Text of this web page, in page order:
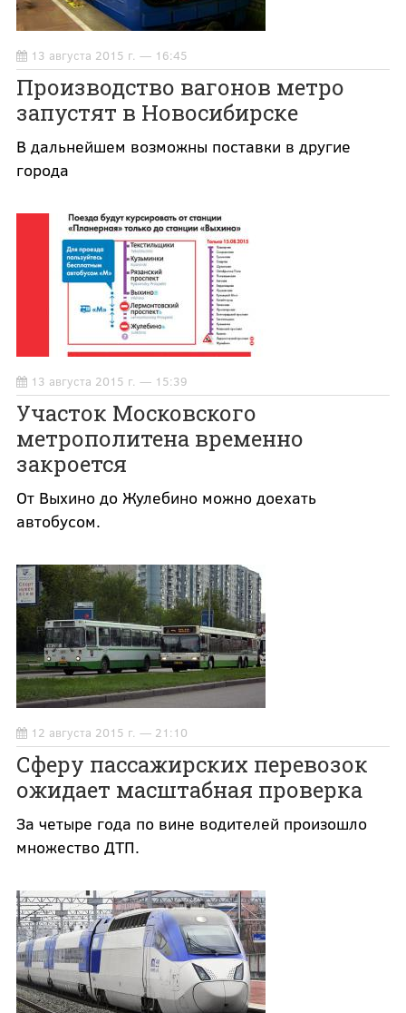
13 августа 2015 г. — 16:45
Производство вагонов метро
запустят в Новосибирске
В дальнейшем возможны поставки в другие
города
13 августа 2015 г. — 15:39
Участок Московского
метрополитена временно
закроется
От Выхино до Жулебино можно доехать
автобусом.
12 августа 2015 г. — 21:10
Сферу пассажирских перевозок
ожидает масштабная проверка
За четыре года по вине водителей произошло
множество ДТП.